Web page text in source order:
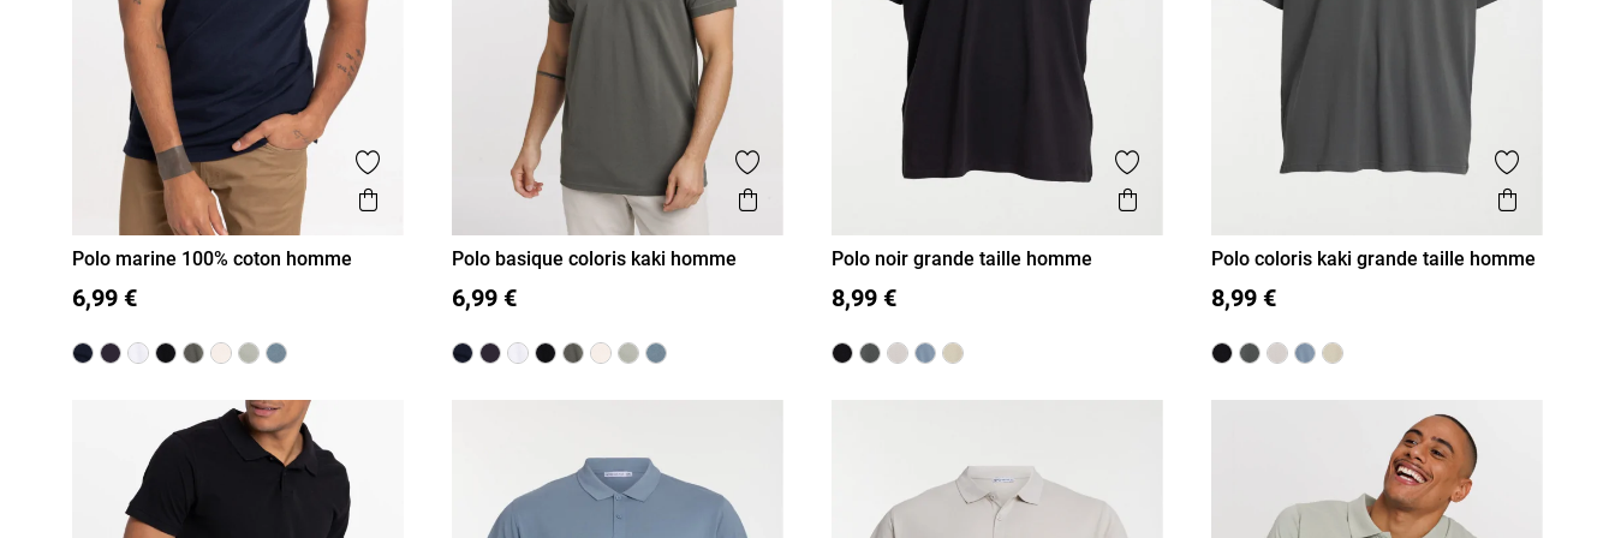
Ajouter aux favoris
Aperçu rapide
XS
Polo marine 100% coton homme
6,99 €
Ajouter aux favoris
Aperçu rapide
S M
Polo basique coloris kaki homme
6,99 €
Ajouter aux favoris
Aperçu rapide
3XL
Polo noir grande taille homme
8,99 €
Ajouter
Aperçu
3XL
Polo coloris kaki grande taille homme
8,99 €